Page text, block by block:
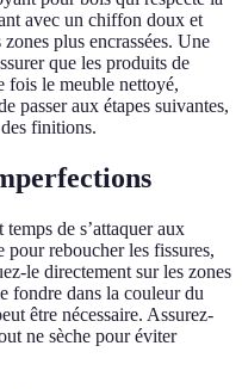
avec un chiffon doux et
plus encrassées. Une
que les produits de
fois le meuble nettoyé,
passer aux étapes suivantes,
finitions.
de s’attaquer aux
reboucher les fissures,
le directement sur les zones
fondre dans la couleur du
être nécessaire. Assurez-
ne sèche pour éviter